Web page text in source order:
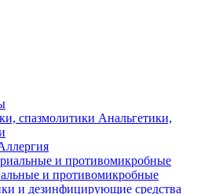
Анальгетики,
и противомикробные